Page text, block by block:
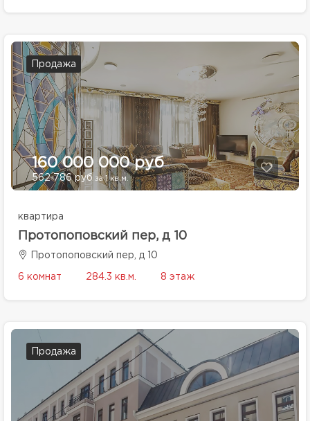
Продажа
160 000 000 руб
562 786 руб за 1 кв.м.
квартира
Протопоповский пер, д 10
Протопоповский пер, д 10
6 комнат 284.3 кв.м. 8 этаж
Продажа